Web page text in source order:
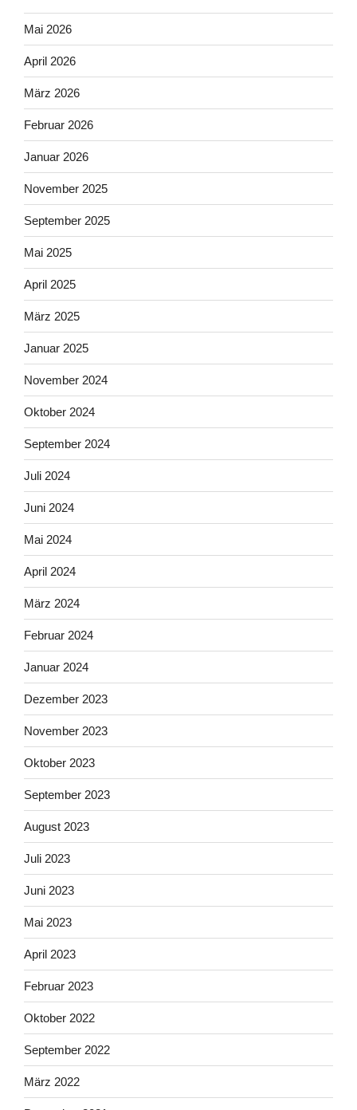
Mai 2026
April 2026
März 2026
Februar 2026
Januar 2026
November 2025
September 2025
Mai 2025
April 2025
März 2025
Januar 2025
November 2024
Oktober 2024
September 2024
Juli 2024
Juni 2024
Mai 2024
April 2024
März 2024
Februar 2024
Januar 2024
Dezember 2023
November 2023
Oktober 2023
September 2023
August 2023
Juli 2023
Juni 2023
Mai 2023
April 2023
Februar 2023
Oktober 2022
September 2022
März 2022